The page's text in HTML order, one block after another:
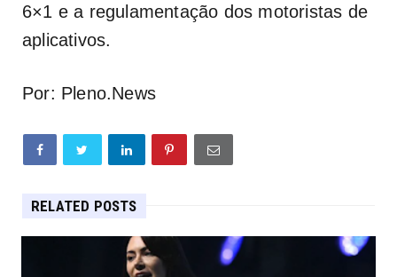
6×1 e a regulamentação dos motoristas de
aplicativos.
Por: Pleno.News
RELATED POSTS